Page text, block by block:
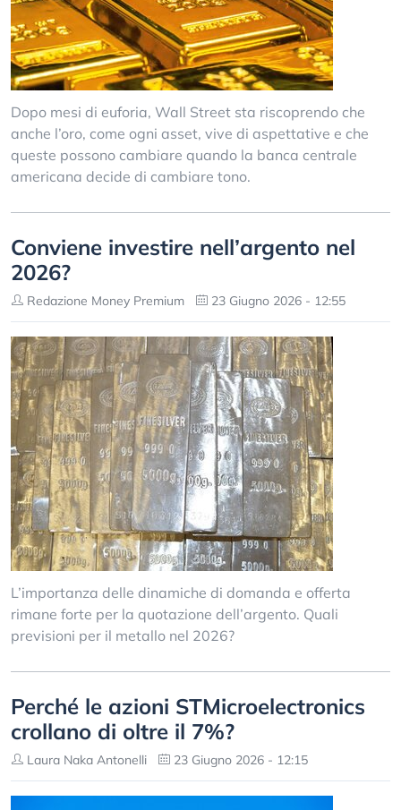
Dopo mesi di euforia, Wall Street sta riscoprendo che
anche l’oro, come ogni asset, vive di aspettative e che
queste possono cambiare quando la banca centrale
americana decide di cambiare tono.
Conviene investire nell’argento nel
2026?
Redazione Money Premium 23 Giugno 2026 - 12:55
L’importanza delle dinamiche di domanda e offerta
rimane forte per la quotazione dell’argento. Quali
previsioni per il metallo nel 2026?
Perché le azioni STMicroelectronics
crollano di oltre il 7%?
Laura Naka Antonelli 23 Giugno 2026 - 12:15